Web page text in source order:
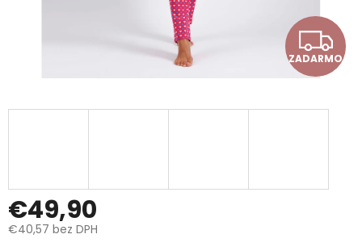
Z
A
ZADARMO
€49,90
€40,57 bez DPH